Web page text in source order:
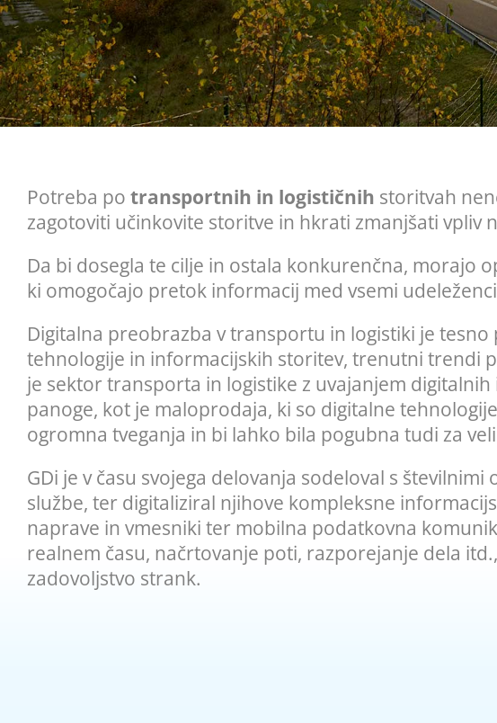
Potreba po transportnih in logističnih storitvah
zagotoviti učinkovite storitve in hkrati zmanjšati vpliv
Da bi dosegla te cilje in ostala konkurenčna, morajo
ki omogočajo pretok informacij med vsemi
Digitalna preobrazba v transportu in logistiki je
tehnologije in informacijskih storitev, trenutni trendi
je sektor transporta in logistike z uvajanjem
panoge, kot je maloprodaja, ki so digitalne
ogromna tveganja in bi lahko bila pogubna tudi za
GDi je v času svojega delovanja sodeloval s
službe, ter digitaliziral njihove kompleksne
naprave in vmesniki ter mobilna podatkovna
realnem času, načrtovanje poti, razporejanje dela
zadovoljstvo strank.